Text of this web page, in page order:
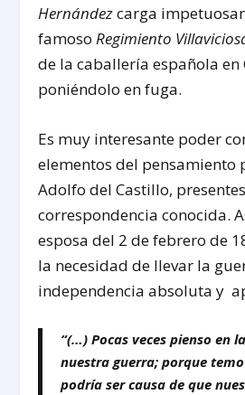
Hernándezcarga
famosoRegimiento
de la caballería española en
poniéndolo en fuga.
Es muy interesante poder
elementos del pensamiento
Adolfo del Castillo,
correspondencia conocida.
esposa del 2 de febrero de
la necesidad de llevar la
independencia absoluta y
“(…) Pocas veces pienso en
nuestra guerra; porque
podría ser causa de que